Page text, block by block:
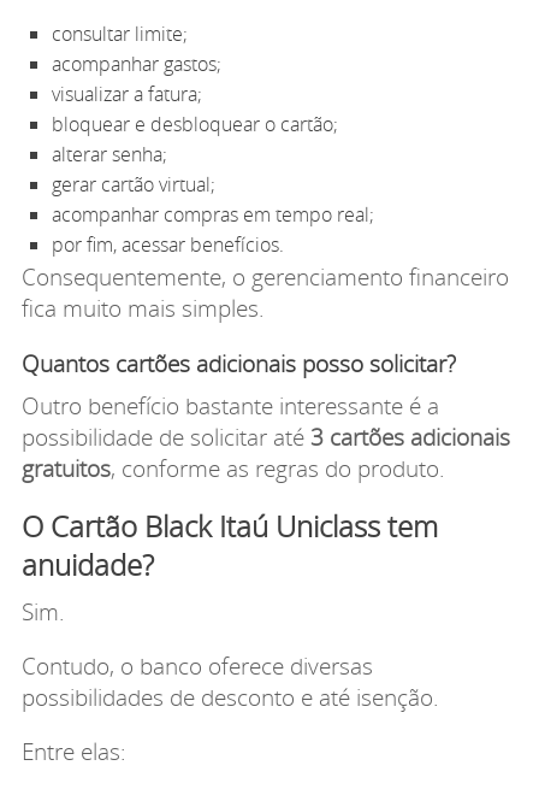
consultar limite;
acompanhar gastos;
visualizar a fatura;
bloquear e desbloquear o cartão;
alterar senha;
gerar cartão virtual;
acompanhar compras em tempo real;
por fim, acessar benefícios.
Consequentemente, o gerenciamento financeiro
fica muito mais simples.
Quantos cartões adicionais posso solicitar?
Outro benefício bastante interessante é a
possibilidade de solicitar até 3 cartões adicionais
gratuitos, conforme as regras do produto.
O Cartão Black Itaú Uniclass tem
anuidade?
Sim.
Contudo, o banco oferece diversas
possibilidades de desconto e até isenção.
Entre elas: